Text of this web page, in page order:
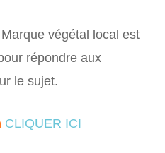
végétal local est
répondre aux
le sujet.
CLIQUER ICI